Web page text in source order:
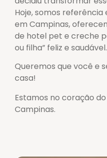
Hoje, somos
em Campinas,
de hotel pet e creche
ou filha” feliz e saudável.
Queremos que você e
casa!
Estamos no coração
Campinas.